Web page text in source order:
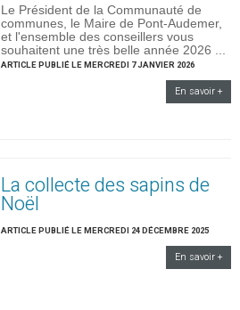
Le Président de la Communauté de
communes, le Maire de Pont-Audemer,
et l'ensemble des conseillers vous
souhaitent une très belle année 2026 ...
ARTICLE PUBLIÉ LE MERCREDI 7 JANVIER 2026
En savoir +
La collecte des sapins de
Noël
ARTICLE PUBLIÉ LE MERCREDI 24 DÉCEMBRE 2025
En savoir +